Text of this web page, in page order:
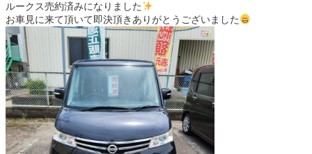
ルークス売約済みになりました
お車見に来て頂いて即決頂きありがとうございました